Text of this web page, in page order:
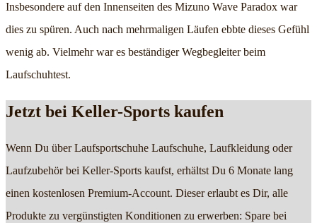
Insbesondere auf den Innenseiten des Mizuno Wave Paradox war
dies zu spüren. Auch nach mehrmaligen Läufen ebbte dieses Gefühl
wenig ab. Vielmehr war es beständiger Wegbegleiter beim
Laufschuhtest.
Jetzt bei Keller-Sports kaufen
Wenn Du über Laufsportschuhe Laufschuhe, Laufkleidung oder
Laufzubehör bei Keller-Sports kaufst, erhältst Du 6 Monate lang
einen kostenlosen Premium-Account. Dieser erlaubt es Dir, alle
Produkte zu vergünstigten Konditionen zu erwerben: Spare bei